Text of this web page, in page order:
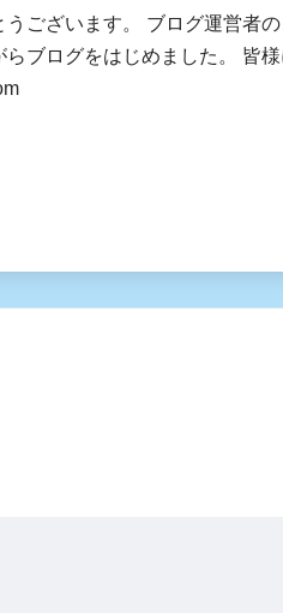
ございます。 ブログ運営者の
た。 皆様にお役に